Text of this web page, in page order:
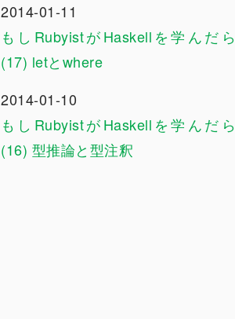
2014-01-11
もしRubyistがHaskellを学んだら
(17) letとwhere
2014-01-10
もしRubyistがHaskellを学んだら
(16) 型推論と型注釈